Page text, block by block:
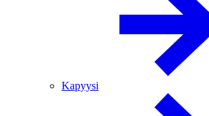
Kapyysi